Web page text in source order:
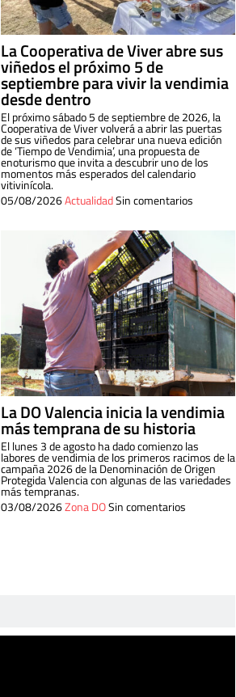
La Cooperativa de Viver abre sus
viñedos el próximo 5 de
septiembre para vivir la vendimia
desde dentro
El próximo sábado 5 de septiembre de 2026, la
Cooperativa de Viver volverá a abrir las puertas
de sus viñedos para celebrar una nueva edición
de ‘Tiempo de Vendimia’, una propuesta de
enoturismo que invita a descubrir uno de los
momentos más esperados del calendario
vitivinícola.
05/08/2026ActualidadSin comentarios
La DO Valencia inicia la vendimia
más temprana de su historia
El lunes 3 de agosto ha dado comienzo las
labores de vendimia de los primeros racimos de la
campaña 2026 de la Denominación de Origen
Protegida Valencia con algunas de las variedades
más tempranas.
03/08/2026Zona DOSin comentarios